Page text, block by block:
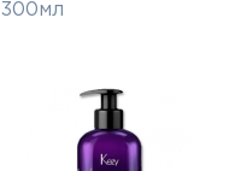
300мл